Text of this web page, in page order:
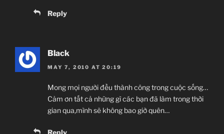
Reply
Black
MAY 7, 2010 AT 20:19
Mong mọi người đều thành công trong cuộc sống…
Cảm ơn tất cả những gì các bạn đã làm trong thời
gian qua,mình sẽ không bao giờ quên…